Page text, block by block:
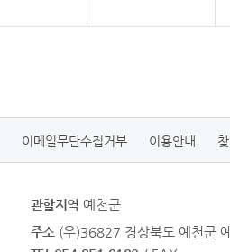
이메일무단수집거부 이용안내
관할지역 예천군
주소 (우)36827 경상북도 예천군